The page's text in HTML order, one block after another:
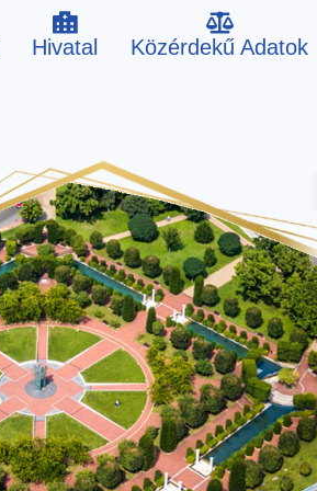
Hivatal Közérdekű Adatok